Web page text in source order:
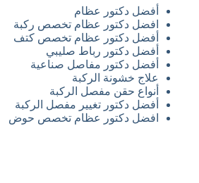
أفضل دكتور عظام
افضل دكتور عظام تخصص ركبة
أفضل دكتور عظام تخصص كتف
أفضل دكتور رباط صليبي
أفضل دكتور مفاصل صناعية
علاج خشونة الركبة
أنواع حقن مفصل الركبة
أفضل دكتور تغيير مفصل الركبة
افضل دكتور عظام تخصص حوض